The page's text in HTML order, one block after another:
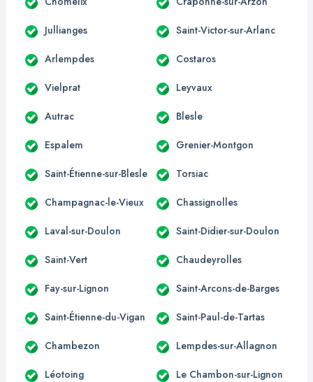
Jullianges Saint-Victor-sur-Arlanc
Arlempdes Costaros
Vielprat Leyvaux
Autrac Blesle
Espalem Grenier-Montgon
Saint-Étienne-sur-Blesle Torsiac
Champagnac-le-Vieux Chassignolles
Laval-sur-Doulon Saint-Didier-sur-Doulon
Saint-Vert Chaudeyrolles
Fay-sur-Lignon Saint-Arcons-de-Barges
Saint-Étienne-du-Vigan Saint-Paul-de-Tartas
Chambezon Lempdes-sur-Allagnon
Léotoing Le Chambon-sur-Lignon